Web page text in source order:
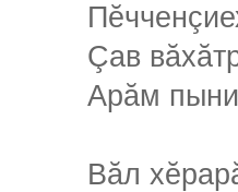
Çав
Арăм
Вăл